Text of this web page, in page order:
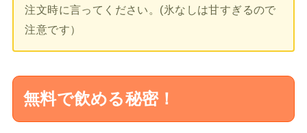
注文時に言ってください。(氷なしは甘すぎるので
注意です）
無料で飲める秘密！